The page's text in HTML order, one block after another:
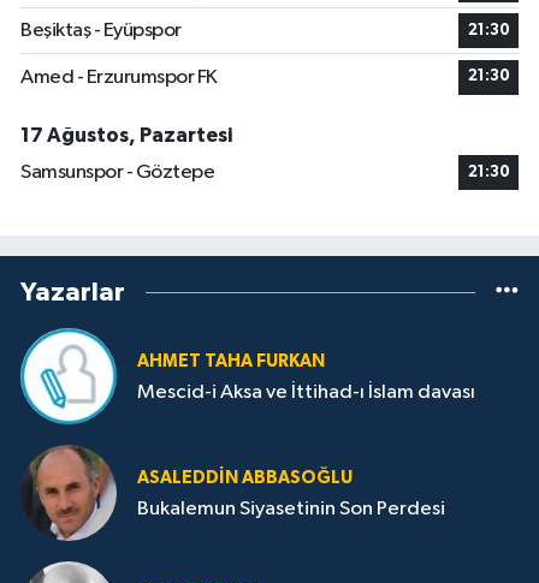
Beşiktaş - Eyüpspor 21:30
Amed - Erzurumspor FK 21:30
17 Ağustos, Pazartesi
Samsunspor - Göztepe
21:30
Yazarlar
AHMET TAHA FURKAN
Mescid-i Aksa ve İttihad-ı İslam davası
ASALEDDIN ABBASOĞLU
Bukalemun Siyasetinin Son Perdesi